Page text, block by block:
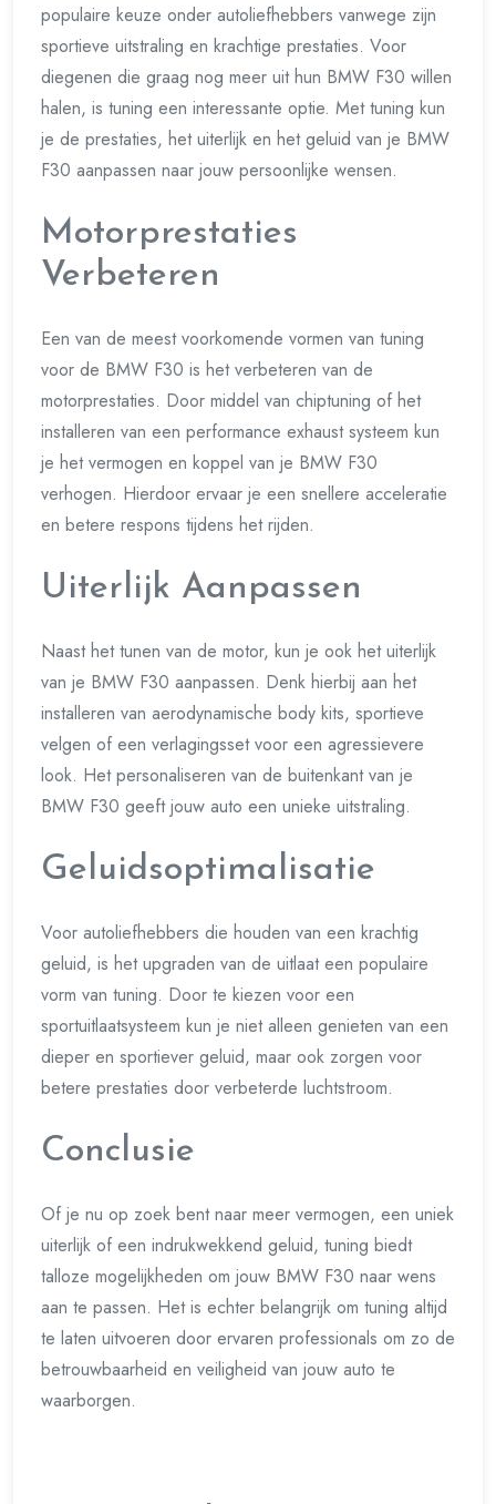
populaire keuze onder autoliefhebbers vanwege zijn
sportieve uitstraling en krachtige prestaties. Voor
diegenen die graag nog meer uit hun BMW F30 willen
halen, is tuning een interessante optie. Met tuning kun
je de prestaties, het uiterlijk en het geluid van je BMW
F30 aanpassen naar jouw persoonlijke wensen.
Motorprestaties
Verbeteren
Een van de meest voorkomende vormen van tuning
voor de BMW F30 is het verbeteren van de
motorprestaties. Door middel van chiptuning of het
installeren van een performance exhaust systeem kun
je het vermogen en koppel van je BMW F30
verhogen. Hierdoor ervaar je een snellere acceleratie
en betere respons tijdens het rijden.
Uiterlijk Aanpassen
Naast het tunen van de motor, kun je ook het uiterlijk
van je BMW F30 aanpassen. Denk hierbij aan het
installeren van aerodynamische body kits, sportieve
velgen of een verlagingsset voor een agressievere
look. Het personaliseren van de buitenkant van je
BMW F30 geeft jouw auto een unieke uitstraling.
Geluidsoptimalisatie
Voor autoliefhebbers die houden van een krachtig
geluid, is het upgraden van de uitlaat een populaire
vorm van tuning. Door te kiezen voor een
sportuitlaatsysteem kun je niet alleen genieten van een
dieper en sportiever geluid, maar ook zorgen voor
betere prestaties door verbeterde luchtstroom.
Conclusie
Of je nu op zoek bent naar meer vermogen, een uniek
uiterlijk of een indrukwekkend geluid, tuning biedt
talloze mogelijkheden om jouw BMW F30 naar wens
aan te passen. Het is echter belangrijk om tuning altijd
te laten uitvoeren door ervaren professionals om zo de
betrouwbaarheid en veiligheid van jouw auto te
waarborgen.